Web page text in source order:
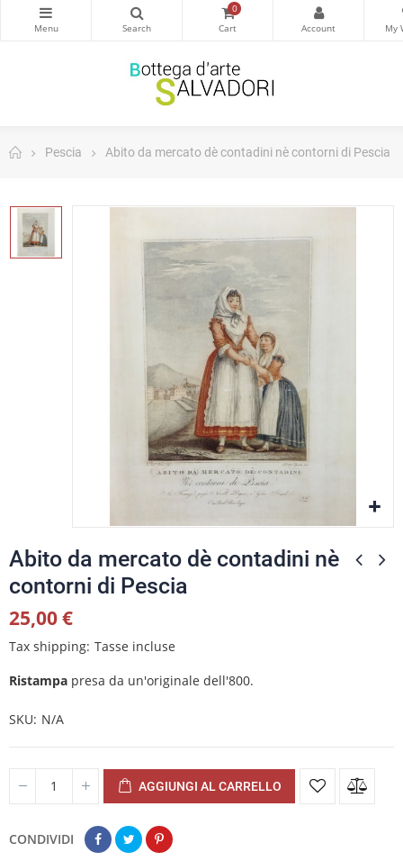
0
Pescia Abito da mercato dè contadini nè contorni di Pescia
Abito da mercato dè contadini nè
contorni di Pescia
25,00 €
Tax shipping Tasse incluse
Ristampa presa da un'originale dell'800.
SKU N/A
AGGIUNGI AL CARRELLO
CONDIVIDI